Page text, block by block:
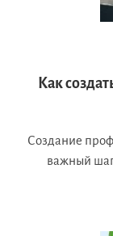
Как
Создание
важный